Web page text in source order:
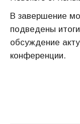
В завершение
подведены
обсуждение
конференции.